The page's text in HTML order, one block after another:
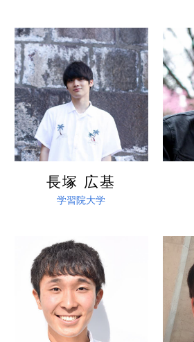
詳しく見る
長塚 広基
学習院大学
詳しく見る